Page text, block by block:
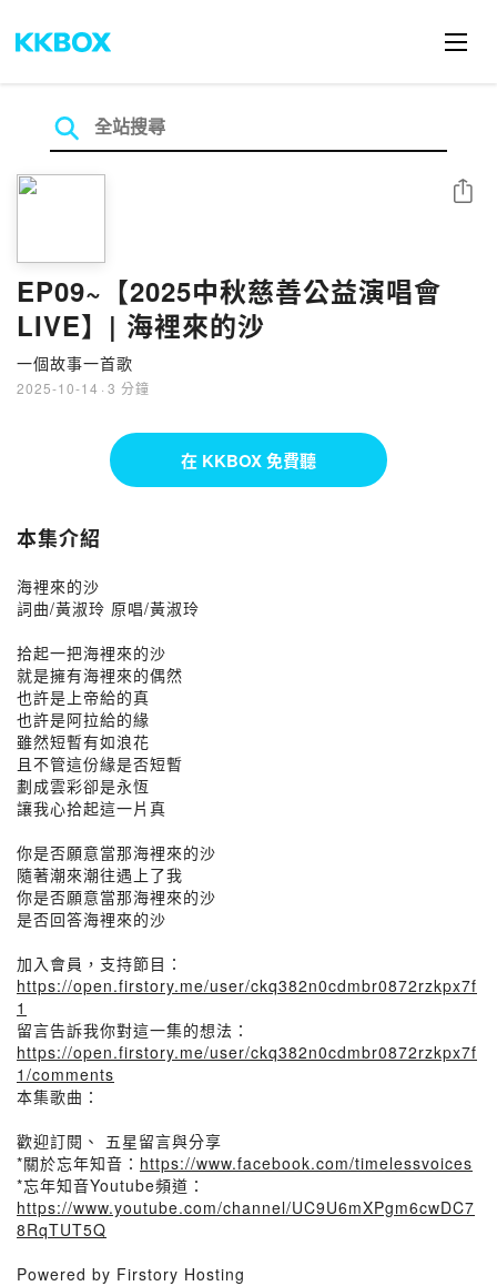
EP09~【2025中秋慈善公益演唱會
LIVE】| 海裡來的沙
一個故事一首歌
2025-10-14 · 3 分鐘
分享
在 KKBOX 免費聽
本集介紹
海裡來的沙
詞曲/黃淑玲 原唱/黃淑玲
拾起一把海裡來的沙
就是擁有海裡來的偶然
也許是上帝給的真
也許是阿拉給的緣
雖然短暫有如浪花
且不管這份緣是否短暫
劃成雲彩卻是永恆
讓我心拾起這一片真
你是否願意當那海裡來的沙
隨著潮來潮往遇上了我
你是否願意當那海裡來的沙
是否回答海裡來的沙
加入會員，支持節目：
https://open.firstory.me/user/ckq382n0cdmbr0872rzkpx7f
1
留言告訴我你對這一集的想法：
https://open.firstory.me/user/ckq382n0cdmbr0872rzkpx7f
1/comments
本集歌曲：
歡迎訂閱、 五星留言與分享
*關於忘年知音： https://www.facebook.com/timelessvoices
*忘年知音Youtube頻道：
https://www.youtube.com/channel/UC9U6mXPgm6cwDC7
8RqTUT5Q
Powered by Firstory Hosting